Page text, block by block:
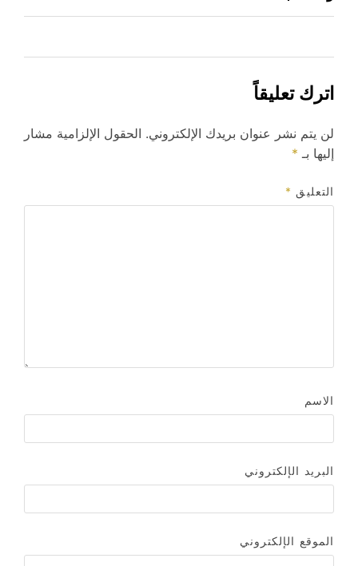
اترك تعليقاً
لن يتم نشر عنوان بريدك الإلكتروني. الحقول الإلزامية مشار
إليها بـ *
التعليق *
الاسم
البريد الإلكتروني
الموقع الإلكتروني